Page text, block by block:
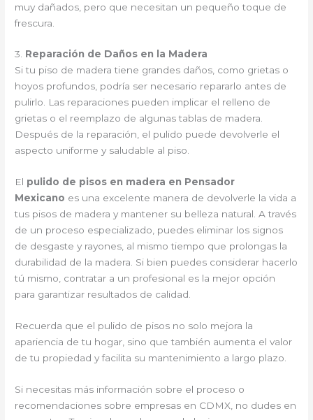
muy dañados, pero que necesitan un pequeño toque de
frescura.
3. Reparación de Daños en la Madera
Si tu piso de madera tiene grandes daños, como grietas o
hoyos profundos, podría ser necesario repararlo antes de
pulirlo. Las reparaciones pueden implicar el relleno de
grietas o el reemplazo de algunas tablas de madera.
Después de la reparación, el pulido puede devolverle el
aspecto uniforme y saludable al piso.
El pulido de pisos en madera en Pensador
Mexicano es una excelente manera de devolverle la vida a
tus pisos de madera y mantener su belleza natural. A través
de un proceso especializado, puedes eliminar los signos
de desgaste y rayones, al mismo tiempo que prolongas la
durabilidad de la madera. Si bien puedes considerar hacerlo
tú mismo, contratar a un profesional es la mejor opción
para garantizar resultados de calidad.
Recuerda que el pulido de pisos no solo mejora la
apariencia de tu hogar, sino que también aumenta el valor
de tu propiedad y facilita su mantenimiento a largo plazo.
Si necesitas más información sobre el proceso o
recomendaciones sobre empresas en CDMX, no dudes en